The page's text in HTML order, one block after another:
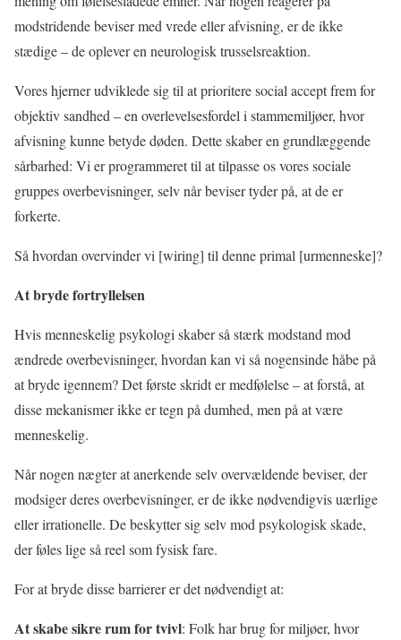
modstridende beviser med vrede eller afvisning, er de ikke
stædige – de oplever en neurologisk trusselsreaktion.
Vores hjerner udviklede sig til at prioritere social accept frem for
objektiv sandhed – en overlevelsesfordel i stammemiljøer, hvor
afvisning kunne betyde døden. Dette skaber en grundlæggende
sårbarhed: Vi er programmeret til at tilpasse os vores sociale
gruppes overbevisninger, selv når beviser tyder på, at de er
forkerte.
Så hvordan overvinder vi [wiring] til denne primal [urmenneske]?
At bryde fortryllelsen
Hvis menneskelig psykologi skaber så stærk modstand mod
ændrede overbevisninger, hvordan kan vi så nogensinde håbe på
at bryde igennem? Det første skridt er medfølelse – at forstå, at
disse mekanismer ikke er tegn på dumhed, men på at være
menneskelig.
Når nogen nægter at anerkende selv overvældende beviser, der
modsiger deres overbevisninger, er de ikke nødvendigvis uærlige
eller irrationelle. De beskytter sig selv mod psykologisk skade,
der føles lige så reel som fysisk fare.
For at bryde disse barrierer er det nødvendigt at:
At skabe sikre rum for tvivl: Folk har brug for miljøer, hvor